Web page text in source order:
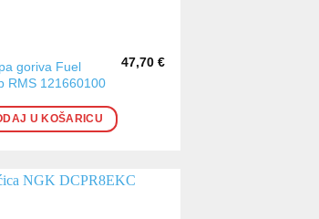
goriva Fuel
RMS 121660100
47,70 €
U KOŠARICU